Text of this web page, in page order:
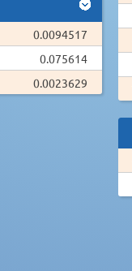
0.0094517
0.075614
0.0023629